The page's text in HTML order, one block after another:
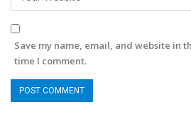
Save my name, email, and website in
time I comment.